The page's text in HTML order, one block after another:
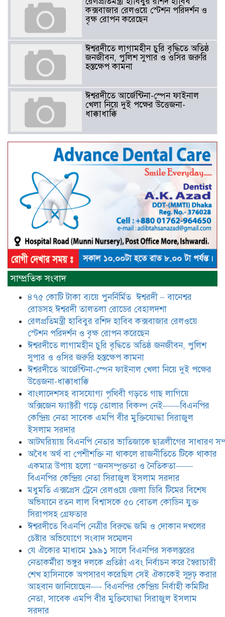
কক্সবাজার রেলওয়ে স্টেশন পরিদর্শন ও
বৃক্ষ রোপন করেছেন
ঈশ্বরদীতে লাগামহীন চুরি বৃদ্ধিতে অতিষ্ঠ
জনজীবন, পুলিশ সুপার ও ওসির জরুরি
হস্তক্ষেপ কামনা ​
ঈশ্বরদীতে আর্জেন্টিনা-স্পেন ফাইনাল
খেলা নিয়ে দুই পক্ষের উত্তেজনা-
ধাক্কাধাক্কি
বাংলাদেশসহ বাসযোগ্য পৃথিবী গড়তে
গাছ লাগিয়ে অক্সিজেন ফ্যাক্টরী গড়ে
তোলার বিকল্প নেই——বিএনপির
কেন্দ্রিয় নেতা সাবেক এমপি বীর
মুক্তিযোদ্ধা সিরাজুল ইসলাম সরদার
আটঘরিয়ায় বিএনপি নেতার ভাতিজাকে ছাত্রলীগের সাধারণ
​​অবৈধ অর্থ বা পেশীশক্তি না থাকলে
রাজনীতিতে টিকে থাকার একমাত্র উপায়
বিএনপির কেন্দ্রিয় নেতা সিরাজুল ইসলাম
সরদার
মধুমতি এক্সপ্রেস ট্রেনে রেলওয়ে জেলা
ডিবি টিমের বিশেষ অভিযানে রতন লাল
বিশ্বাসকে ৫০ বোতল কোডিন যুক্ত
সিরাপসহ গ্রেফতার
ঈশ্বরদীতে বিএনপি নেত্রীর বিরুদ্ধে জমি ও
দোকান দখলের চেষ্টার অভিযোগে সংবাদ
সম্মেলন
যে ঐক্যের মাধ্যমে ১৯৯১ সালে
বিএনপির সকলস্তরের নেতাকর্মীরা ভঙ্গুর
দলকে প্রতিষ্ঠা এবং নির্বাচন করে
স্বৈরাচারী শেখ হাসিনাকে অপসারণ
করেছিল সেই ঐক্যকেই সুদৃঢ় করার
আহবান জানিয়েছেন—- বিএনপির কেন্দ্রিয় নির্বাহী কমিটির নেতা,
সাবেক এমপি বীর মুক্তিযোদ্ধা সিরাজুল ইসলাম সরদার
সাম্প্রতিক সংবাদ
৪৭৫ কোটি টাকা ব্যয়ে পুনর্নির্মিত ঈশ্বরদী – বানেশ্বর
রোডসহ ঈশ্বরদী তালতলা রোডের বেহালদশা
রেলপ্রতিমন্ত্রী হাবিবুর রশিদ হাবিব কক্সবাজার রেলওয়ে
স্টেশন পরিদর্শন ও বৃক্ষ রোপন করেছেন
ঈশ্বরদীতে লাগামহীন চুরি বৃদ্ধিতে অতিষ্ঠ জনজীবন, পুলিশ
সুপার ও ওসির জরুরি হস্তক্ষেপ কামনা ​
ঈশ্বরদীতে আর্জেন্টিনা-স্পেন ফাইনাল খেলা নিয়ে দুই পক্ষের
উত্তেজনা-ধাক্কাধাক্কি
বাংলাদেশসহ বাসযোগ্য পৃথিবী গড়তে গাছ লাগিয়ে
অক্সিজেন ফ্যাক্টরী গড়ে তোলার বিকল্প নেই——বিএনপির
কেন্দ্রিয় নেতা সাবেক এমপি বীর মুক্তিযোদ্ধা সিরাজুল
ইসলাম সরদার
আটঘরিয়ায় বিএনপি নেতার ভাতিজাকে ছাত্রলীগের সাধারণ
​​অবৈধ অর্থ বা পেশীশক্তি না থাকলে রাজনীতিতে টিকে থাকার
একমাত্র উপায় হলো “জনসম্পৃক্ততা ও নৈতিকতা——
বিএনপির কেন্দ্রিয় নেতা সিরাজুল ইসলাম সরদার
মধুমতি এক্সপ্রেস ট্রেনে রেলওয়ে জেলা ডিবি টিমের বিশেষ
অভিযানে রতন লাল বিশ্বাসকে ৫০ বোতল কোডিন যুক্ত
সিরাপসহ গ্রেফতার
ঈশ্বরদীতে বিএনপি নেত্রীর বিরুদ্ধে জমি ও দোকান দখলের
চেষ্টার অভিযোগে সংবাদ সম্মেলন
যে ঐক্যের মাধ্যমে ১৯৯১ সালে বিএনপির সকলস্তরের
নেতাকর্মীরা ভঙ্গুর দলকে প্রতিষ্ঠা এবং নির্বাচন করে স্বৈরাচারী
শেখ হাসিনাকে অপসারণ করেছিল সেই ঐক্যকেই সুদৃঢ় করার
আহবান জানিয়েছেন—- বিএনপির কেন্দ্রিয় নির্বাহী কমিটির
নেতা, সাবেক এমপি বীর মুক্তিযোদ্ধা সিরাজুল ইসলাম
সরদার